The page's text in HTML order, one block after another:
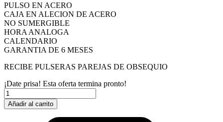
PULSO EN ACERO
CAJA EN ALECION DE ACERO
NO SUMERGIBLE
HORA ANALOGA
CALENDARIO
GARANTIA DE 6 MESES
RECIBE PULSERAS PAREJAS DE OBSEQUIO
¡Date prisa! Esta oferta termina pronto!
ROLEX
PRECIDENCIAL
PLATEADA-
Añadir al carrito